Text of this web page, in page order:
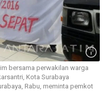
bersama perwakilan warga
Kota Surabaya
Rabu, meminta pemkot